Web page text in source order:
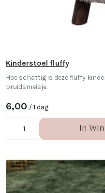
Kinderstoel fluffy
Hoe schattig is deze fluffy
bruidsmeisje.
6,00 / 1 dag
In